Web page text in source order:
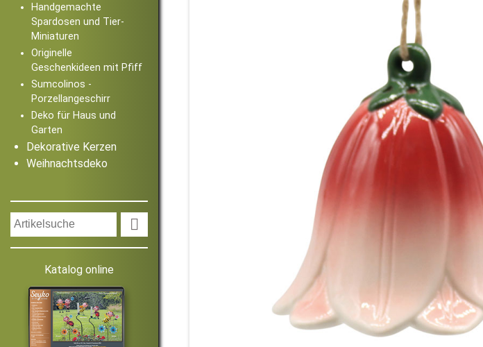
Handgemachte
Spardosen und Tier-
Miniaturen
Originelle
Geschenkideen mit Pfiff
Sumcolinos -
Porzellangeschirr
Deko für Haus und
Garten
Dekorative Kerzen
Weihnachtsdeko

Katalog online